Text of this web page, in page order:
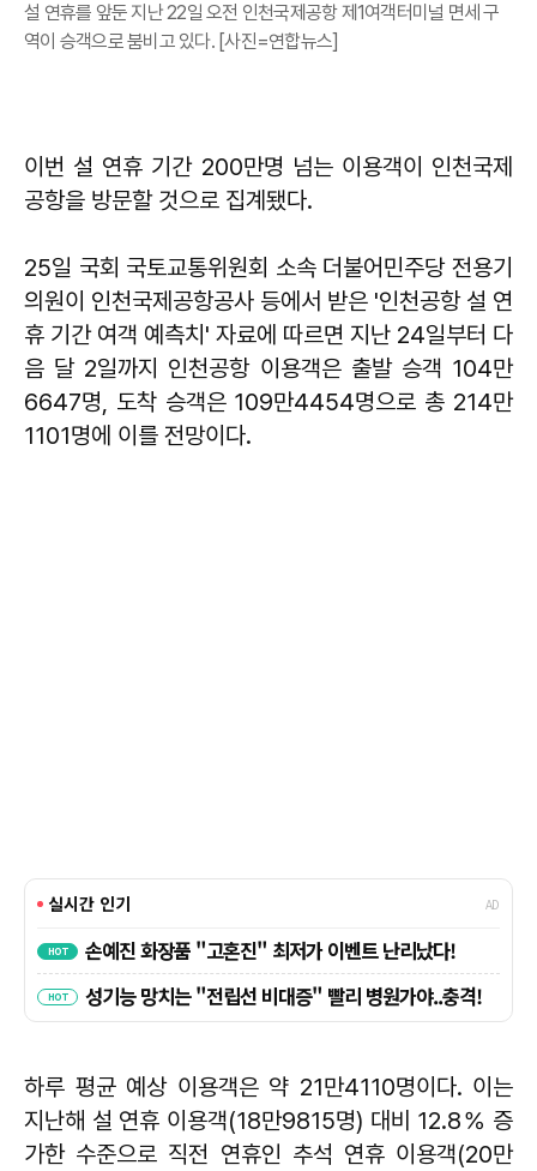
설 연휴를 앞둔 지난 22일 오전 인천국제공항 제1여객터미널 면세 구
역이 승객으로 붐비고 있다. [사진=연합뉴스]
이번 설 연휴 기간 200만명 넘는 이용객이 인천국제
공항을 방문할 것으로 집계됐다.
25일 국회 국토교통위원회 소속 더불어민주당 전용기
의원이 인천국제공항공사 등에서 받은 '인천공항 설 연
휴 기간 여객 예측치' 자료에 따르면 지난 24일부터 다
음 달 2일까지 인천공항 이용객은 출발 승객 104만
6647명, 도착 승객은 109만4454명으로 총 214만
1101명에 이를 전망이다.
하루 평균 예상 이용객은 약 21만4110명이다. 이는
지난해 설 연휴 이용객(18만9815명) 대비 12.8％ 증
가한 수준으로 직전 연휴인 추석 연휴 이용객(20만